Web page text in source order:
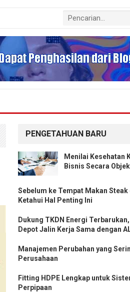
PENGETAHUAN BARU
Menilai Kesehatan
Bisnis Secara
Sebelum ke Tempat Makan
Ketahui Hal Penting Ini
Dukung TKDN Energi
Depot Jalin Kerja Sama dengan
Manajemen Perubahan yang
Perusahaan
Fitting HDPE Lengkap untuk
Perpipaan